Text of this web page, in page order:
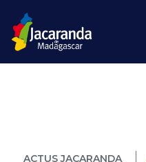
ACTUS JACARANDA